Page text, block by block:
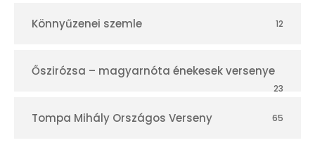
Könnyűzenei szemle 12
Őszirózsa – magyarnóta énekesek versenye
23
Tompa Mihály Országos Verseny 65